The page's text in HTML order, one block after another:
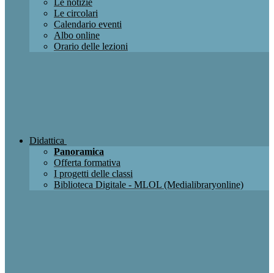
Le notizie
Le circolari
Calendario eventi
Albo online
Orario delle lezioni
Didattica
Panoramica
Offerta formativa
I progetti delle classi
Biblioteca Digitale - MLOL (Medialibraryonline)